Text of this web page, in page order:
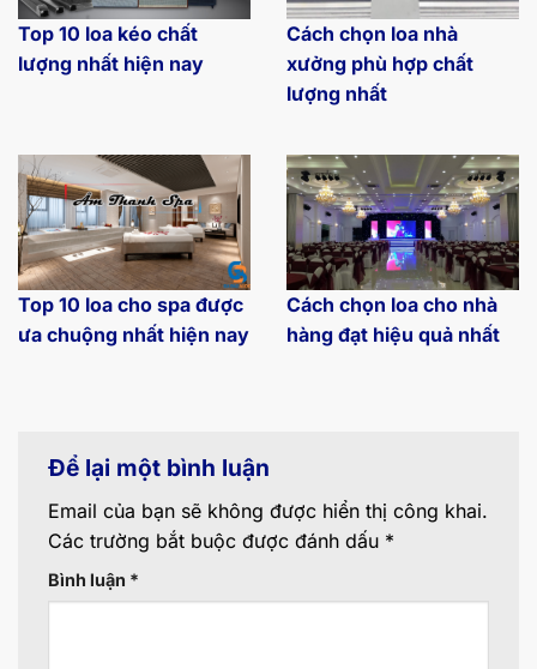
Top 10 loa kéo chất
lượng nhất hiện nay
Cách chọn loa nhà
xưởng phù hợp chất
lượng nhất
Top 10 loa cho spa được
ưa chuộng nhất hiện nay
Cách chọn loa cho nhà
hàng đạt hiệu quả nhất
Để lại một bình luận
Email của bạn sẽ không được hiển thị công khai.
Các trường bắt buộc được đánh dấu *
Bình luận *